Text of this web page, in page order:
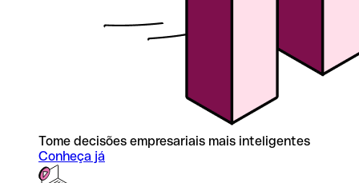
Tome decisões empresariais mais inteligentes
Conheça já